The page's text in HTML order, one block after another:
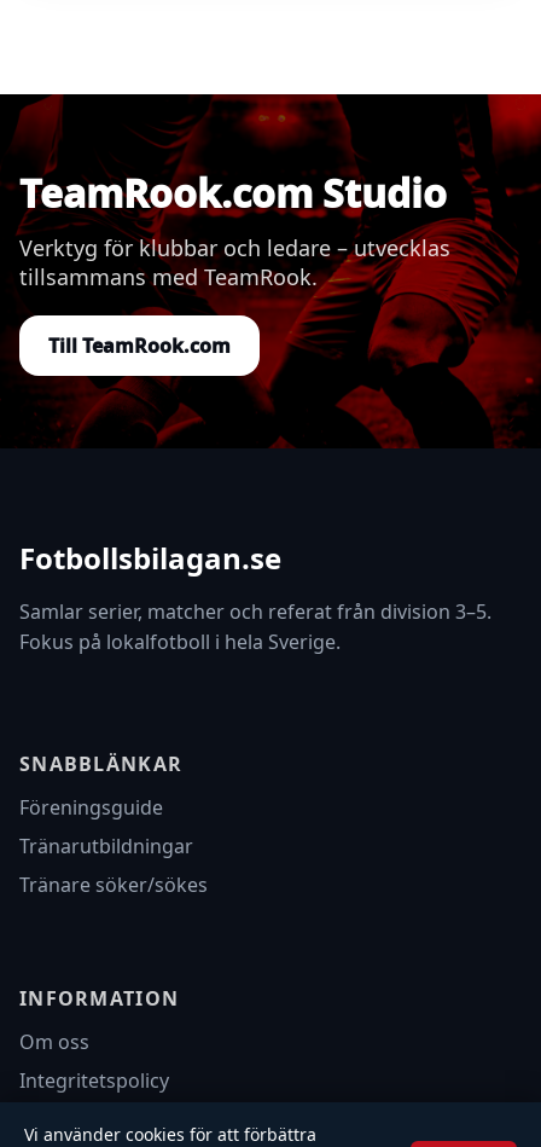
TeamRook.com Studio
Verktyg för klubbar och ledare – utvecklas
tillsammans med TeamRook.
Till TeamRook.com
Fotbollsbilagan.se
Samlar serier, matcher och referat från division 3–5.
Fokus på lokalfotboll i hela Sverige.
SNABBLÄNKAR
Föreningsguide
Tränarutbildningar
Tränare söker/sökes
INFORMATION
Om oss
Integritetspolicy
Vi använder cookies för att förbättra